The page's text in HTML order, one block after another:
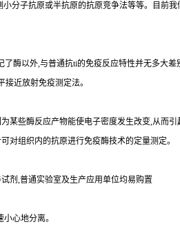
小分子抗原或半抗原的抗原竞争法等等。目前
酶以外,与普通抗ti的免疫反应特性并无多大差
近放射免疫测定法。
些酶反应产物能使电子密度发生改变,从而引
对组织内的抗原进行免疫酶技术的定量测定。
剂,普通实验室及生产应用单位均易购置
心地分离。